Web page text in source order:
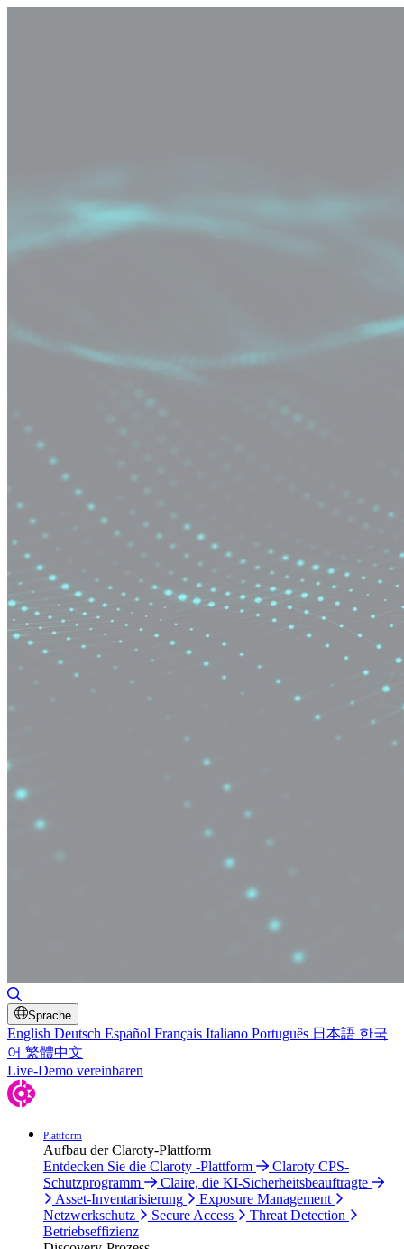
Sprache
English Deutsch Español Français Italiano Português 日本語 한국
어 繁體中文
Live-Demo vereinbaren
Plattform
Aufbau der Claroty-Plattform
Entdecken Sie die Claroty -Plattform
Claroty CPS-
Schutzprogramm
Claire, die KI-Sicherheitsbeauftragte
Asset-Inventarisierung
Exposure Management
Netzwerkschutz
Secure Access
Threat Detection
Betriebseffizienz